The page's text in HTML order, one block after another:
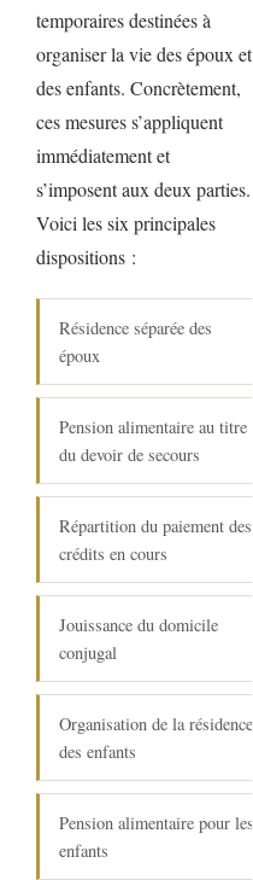
temporaires destinées à
organiser la vie des époux et
des enfants. Concrètement,
ces mesures s’appliquent
immédiatement et
s’imposent aux deux parties.
Voici les six principales
dispositions :
Résidence séparée des
époux
Pension alimentaire au titre
du devoir de secours
Répartition du paiement des
crédits en cours
Jouissance du domicile
conjugal
Organisation de la résidence
des enfants
Pension alimentaire pour les
enfants